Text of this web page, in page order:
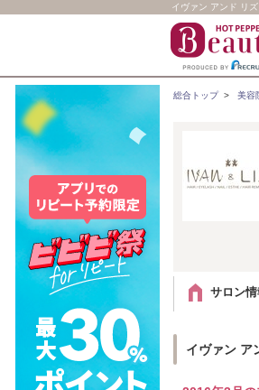
イヴァン アンド リ
総合トップ> 美容
サロン情
イヴァン ア